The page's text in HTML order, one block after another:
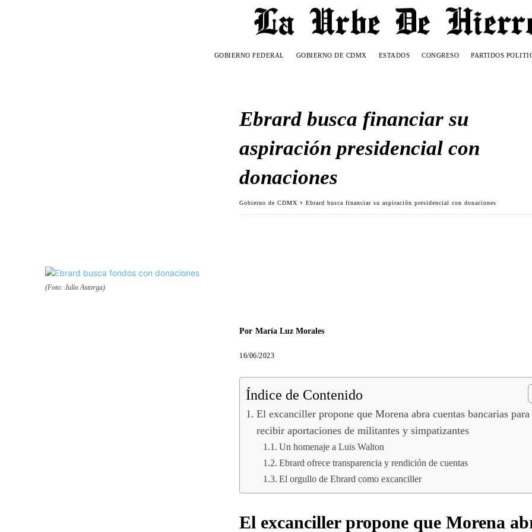
GOBIERNO FEDERAL GOBIERNO DE CDMX ESTADOS CONGRESO PARTIDOS
Ebrard busca financiar su
aspiración presidencial con
donaciones
Gobierno de CDMX Ebrard busca financiar su aspiración presidencial con donaciones
(Foto: Julio Astorga)
Por María Luz Morales
16/06/2023
Índice de Contenido
El excanciller propone que Morena abra cuentas bancarias para
recibir aportaciones de militantes y simpatizantes
Un homenaje a Luis Walton
Ebrard ofrece transparencia y rendición de cuentas
El orgullo de Ebrard como excanciller
El excanciller propone que Morena